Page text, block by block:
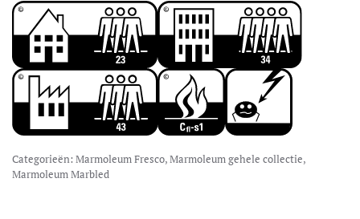
Categorieën: Marmoleum Fresco,Marmoleum gehele collectie,
Marmoleum Marbled